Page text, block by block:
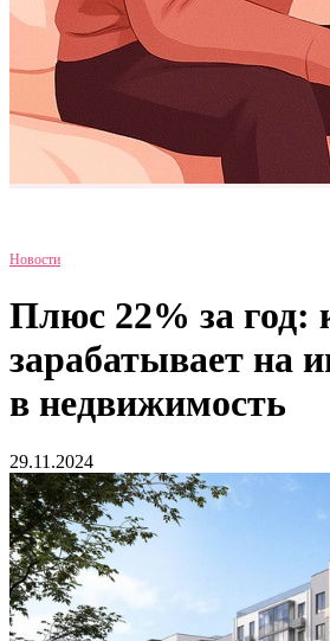
Новости
Плюс 22% за год:
зарабатывает на
в недвижимость
29.11.2024